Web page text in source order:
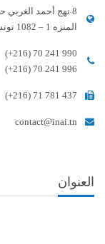
8 نهج أحمد الغربي حي المهرجان
المنزه 1 – 1082 تونس
(+216) 70 241 990
(+216) 70 241 996
(+216) 71 781 437
contact@inai.tn
العنوان